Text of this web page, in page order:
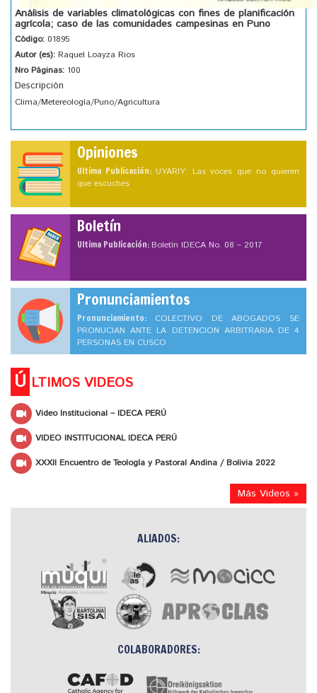
Análisis de variables climatológicas con fines de planificación
agrícola; caso de las comunidades campesinas en Puno
Código: 01895
Autor (es): Raquel Loayza Rios
Nro Páginas: 100
Descripción
Clima/Metereología/Puno/Agricultura
Opiniones
Ultima Publicación: UYARIY: Las voces que no quieren
que escuches
Boletín
Ultima Publicación:Boletín IDECA No. 08 – 2017
Pronunciamientos
Pronunciamiento: COLECTIVO DE ABOGADOS SE
PRONUCIAN ANTE LA DETENCION ARBITRARIA DE 4
PERSONAS EN CUSCO
Ú LTIMOS VIDEOS
Video Institucional – IDECA PERÚ
VIDEO INSTITUCIONAL IDECA PERÚ
XXXII Encuentro de Teología y Pastoral Andina / Bolivia 2022
Más Videos »
ALIADOS:
COLABORADORES: